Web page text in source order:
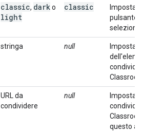
classic, darko
light
classic
Imposta
pulsante
stringa null
Imposta
URL da
condividere
null
Imposta
questo